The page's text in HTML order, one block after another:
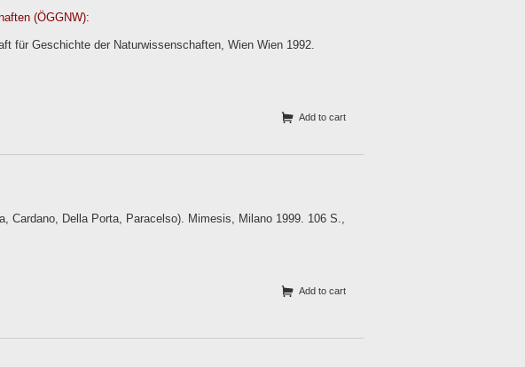
(ÖGGNW):
für Geschichte der Naturwissenschaften, Wien Wien 1992.
Add to cart
Cardano, Della Porta, Paracelso). Mimesis, Milano 1999. 106 S.,
Add to cart